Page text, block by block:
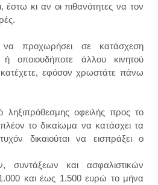
έστω κι αν οι πιθανότητες να τον
προχωρήσει σε κατάσχεση
ή οποιουδήποτε άλλου κινητού
κατέχετε, εφόσον χρωστάτε πάνω
ληξιπρόθεσμης οφειλής προς το
το δικαίωμα να κατάσχει τα
δικαιούται να εισπράξει ο
και ασφαλιστικών
και έως 1.500 ευρώ το μήνα